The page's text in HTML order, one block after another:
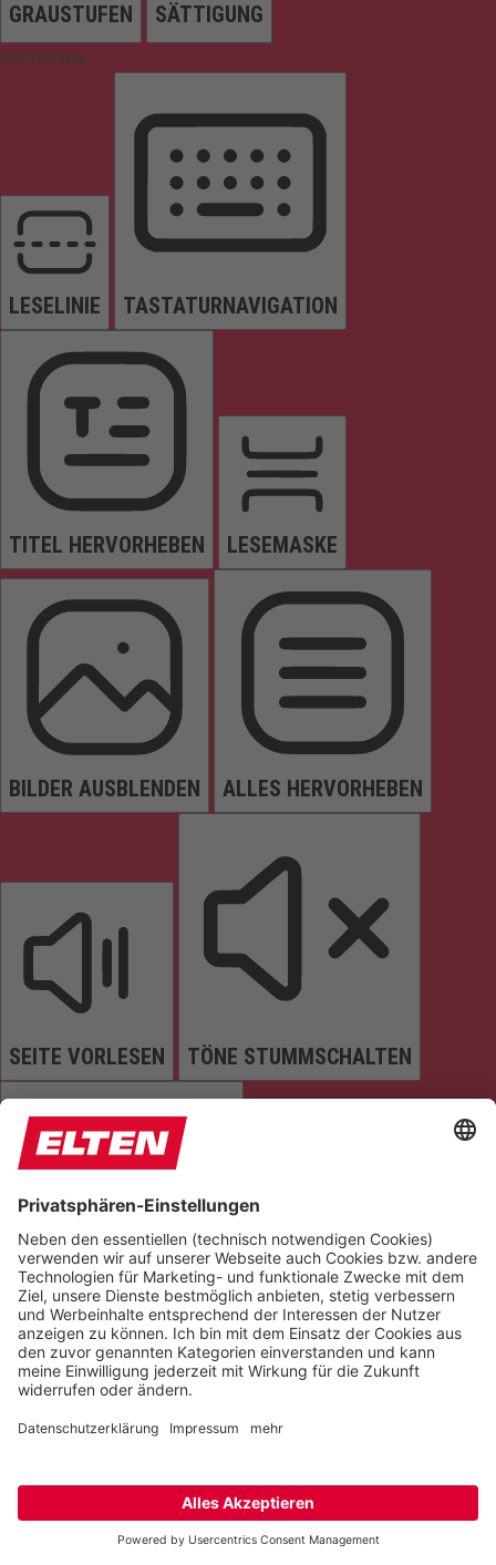
GRAUSTUFEN SÄTTIGUNG
Orientierung
LESELINIE TASTATURNAVIGATION
TITEL HERVORHEBEN LESEMASKE
BILDER AUSBLENDEN ALLES HERVORHEBEN
SEITE VORLESEN TÖNE STUMMSCHALTEN
ANIMATIONEN STOPPEN
Einstellungen zurücksetzen